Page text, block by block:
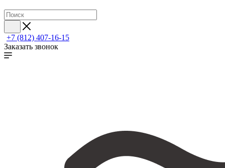
+7 (812) 407-16-15
Заказать звонок